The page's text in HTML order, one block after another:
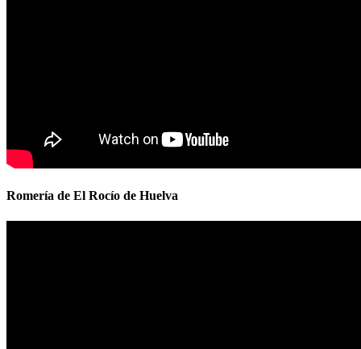
Romería de El Rocío de Huelva